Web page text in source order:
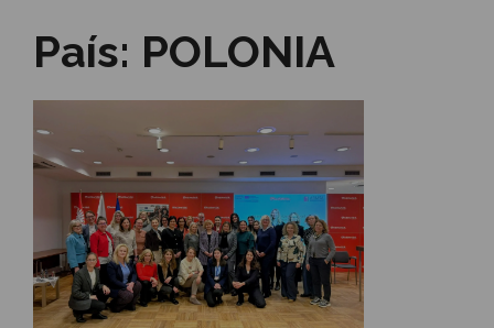
País: POLONIA